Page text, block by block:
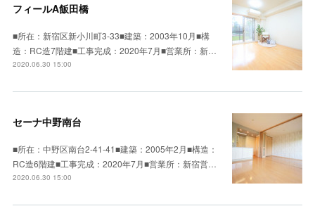
フィールA飯田橋
■所在：新宿区新小川町3-33■建築：2003年10月■構
造：RC造7階建■工事完成：2020年7月■営業所：新…
2020.06.30 15:00
セーナ中野南台
■所在：中野区南台2-41-41■建築：2005年2月■構造：
RC造6階建■工事完成：2020年7月■営業所：新宿営…
2020.06.30 15:00